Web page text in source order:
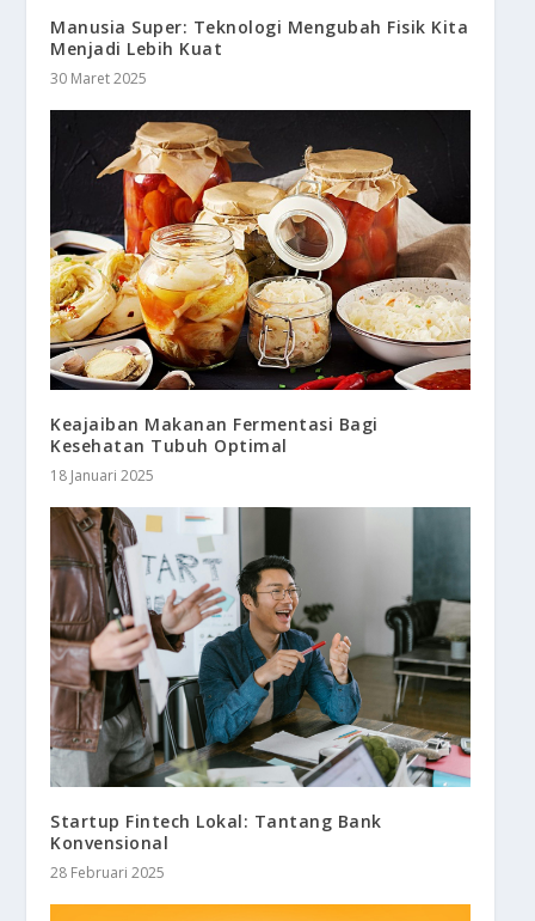
Manusia Super: Teknologi Mengubah Fisik Kita
Menjadi Lebih Kuat
30 Maret 2025
Keajaiban Makanan Fermentasi Bagi
Kesehatan Tubuh Optimal
18 Januari 2025
Startup Fintech Lokal: Tantang Bank
Konvensional
28 Februari 2025